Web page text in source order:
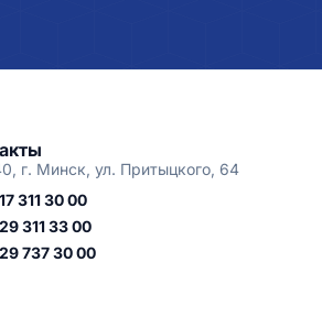
г. Минск, ул. Притыцкого, 64
311 30 00
311 33 00
737 30 00